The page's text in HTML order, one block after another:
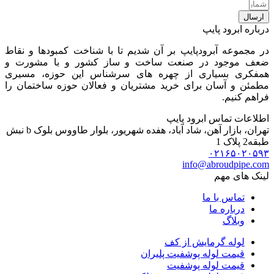
ابرود پایپ
آبرودپایپ بر آن شدیم تا با شناخت کمبودها و نقاط
موجود در صنعت ساخت و ساز کشور و با مشورت و
بسیاری از چهره های سرشناس این حوزه، مسیری
و آسان برای خرید مشتریان و فعالان حوزه ساختمان را
کنیم.
تماس ابرود پایپ
تهران، بازار آهن، شاد آباد، هفده شهریور، بلوار طاووس بلوک b نبش
1
های مهم
تماس با ما
درباره ما
وبلاگ
لوله گرمایش از کف
قیمت لوله پوشفیت پلیران
قیمت لوله پوشفیت